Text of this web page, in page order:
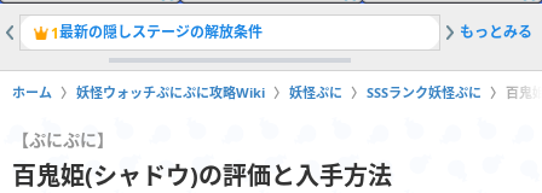
1最新の隠しステージの解放条件 2おたす
もっとみる
ホーム 妖怪ウォッチぷにぷに攻略Wiki 妖怪ぷに SSSランク妖怪ぷに 百鬼
【ぷにぷに】
百鬼姫(シャドウ)の評価と入手方法